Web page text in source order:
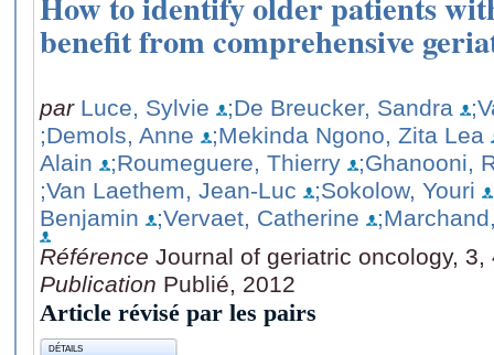
benefit from comprehensive
par Luce, Sylvie ;De Breucker, Sandra
;Demols, Anne
;Mekinda Ngono, Zita Lea
Alain
;Roumeguere, Thierry
;Ghanooni,
;Van Laethem, Jean-Luc
;Sokolow, Youri
Benjamin
;Vervaet, Catherine
Référence Journal of geriatric oncology,
Publication Publié, 2012
Article révisé par les pairs
DÉTAILS